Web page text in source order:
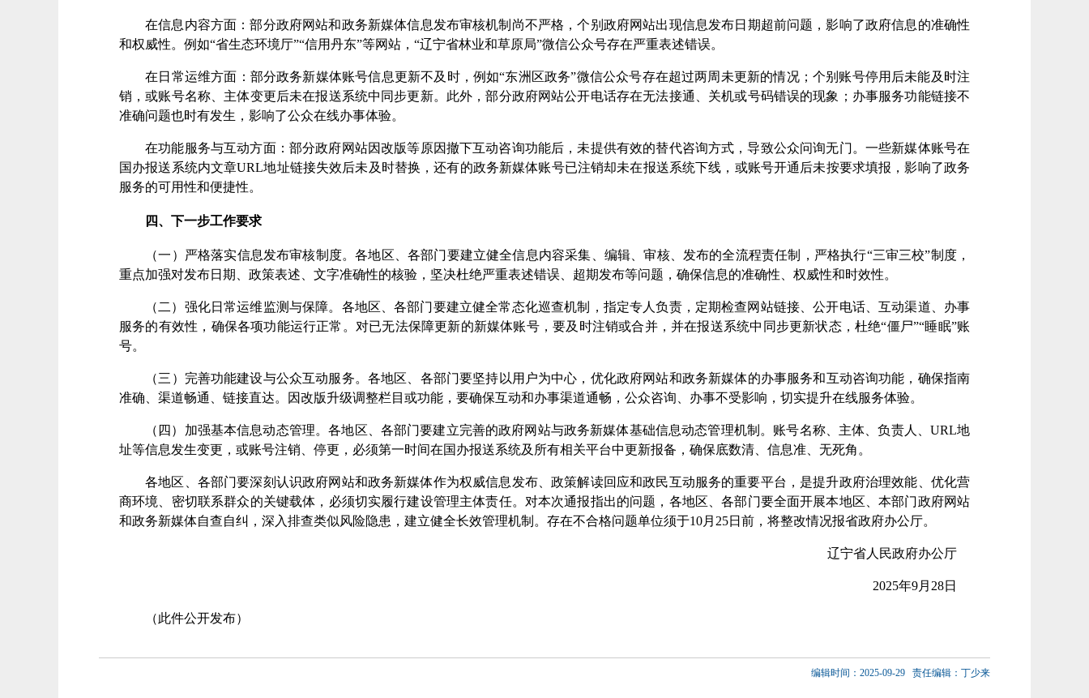
在信息内容方面：部分政府网站和政务新媒体信息发布审核机制尚不严格，个别政府网站出现信息发布日期超前问题，影响了政府信息的准确性
和权威性。例如“省生态环境厅”“信用丹东”等网站 ，“辽宁省林业和草原局”微信公众号存在严重表述错误。
在日常运维方面： 部分政务新媒体账号信息更新不及时，例如“东洲区政务”微信公众号存在超过两周未更新的情况； 个别账号停用 后未能及时注
销，或账号名称、主体变更后未在报送系统中同步更新。此外，部分政府网站公开电话存在无法接通、关机或号码错误的现象 ； 办事服务功能链接不
准确问题也时有发生，影响了公众在线办事体验。
在功能服务与互动方面： 部分政府网站因改版等原因撤下互动咨询功能后，未提供有效的替代咨询方式，导致公众问询无门。一些新媒体账号在
国办报送系统内文章URL地址链接失效后未及时替换，还有的政务新媒体账号已注销却未在报送系统下线，或账号开通后未按要求填报，影响了政务
服务的可用性和便捷性。
四、下一步工作要求
（一）严格落实信息发布审核制度。各地区、各部门要建立健全信息内容采集、编辑、审核、发布的全流程责任制，严格执行“三审三校”制度，
重点加强对发布日期、政策表述、文字准确性的核验，坚决杜绝严重表述错误、超期发布等问题，确保信息的准确性、权威性和时效性。
（二） 强化日常运维监测与保障。 各地区、各部门要建立健全常态化巡查机制，指定专人负责，定期检查网站链接、公开电话、互动渠道、办事
服务的有效性，确保各项功能运行正常。对已无法保障更新的新媒体账号，要及时注销或合并，并在报送系统中同步更新状态，杜绝“僵尸”“睡眠”账
号。
（三 ） 完善功能建设与公众互动服务。 各地区、各部门要坚持以用户为中心，优化政府网站和政务新媒体的办事服务和互动咨询功能，确保指南
准确、渠道畅通、链接直达。因改版升级调整栏目或功能， 要确保互动和办事渠道通畅 ，公众咨询、办事不受影响，切实提升在线服务体验。
（ 四 ） 加强基本信息动态管理。各地区、各部门要建立完善的政府网站与政务新媒体基础信息动态管理机制 。账号名称、主体、负责人、URL地
址等信息发生变更，或账号注销、停更，必须第一时间在国办报送系统及所有相关平台中更新报备，确保底数清、信息准、无死角。
各地区、各部门要深刻认识政府网站和政务新媒体作为权威信息发布、政策解读回应和政民互动服务的重要平台，是提升政府治理效能、优化营
商环境、密切联系群众的关键载体，必须切实履行建设管理主体责任。 对本次通报指出的问题， 各地区、各部门要全面开展本地区、本部门政府网站
和政务新媒体自查自纠，深入排查类似风险隐患，建立健全长效管理机制。 存在不合格问题单位须于10月 25日前， 将整改情况报省政府办公厅。
辽宁省人民政府办公厅
2025年9月 28日
（此件公开发布）
编辑时间：2025-09-29 责任编辑：丁少来